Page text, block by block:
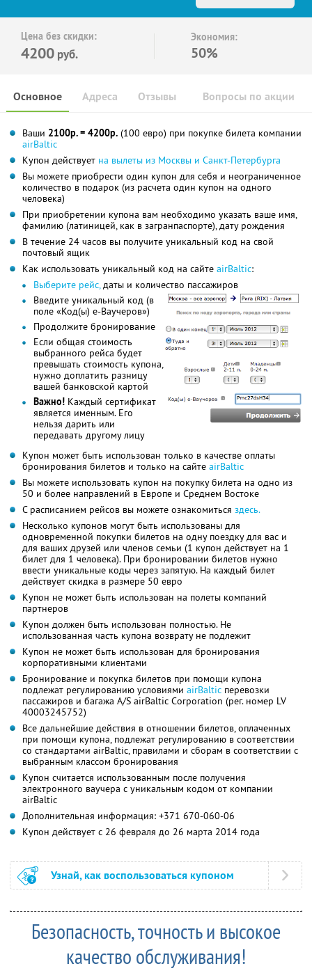
Цена без скидки:
4200 руб.
Экономия:
50%
Основное Отзывы Вопросы по акции
Адреса
Ваши 2100р. = 4200р. (100 евро) при покупке билета компании
airBaltic
Купон действует на вылеты из Москвы и Санкт-Петербурга
Вы можете приобрести один купон для себя и неограниченное
количество в подарок (из расчета один купон на одного
человека)
При приобретении купона вам необходимо указать ваше имя,
фамилию (латиницей, как в загранпаспорте), дату рождения
В течение 24 часов вы получите уникальный код на свой
почтовый ящик
Как использовать уникальный код на сайте airBaltic:
Выберите рейс,даты и количество пассажиров
Введите уникальный код (в
поле «Код(ы) е-Ваучеров»)
Продолжите бронирование
Если общая стоимость
выбранного рейса будет
превышать стоимость купона,
нужно доплатить разницу
вашей банковской картой
Важно! Каждый сертификат
является именным. Его
нельзя дарить или
передавать другому лицу
Купон может быть использован только в качестве оплаты
бронирования билетов и только на сайте airBaltic
Вы можете использовать купон на покупку билета на одно из
50 и более направлений в Европе и Среднем Востоке
С расписанием рейсов вы можете ознакомиться здесь.
Несколько купонов могут быть использованы для
одновременной покупки билетов на одну поездку для вас и
для ваших друзей или членов семьи (1 купон действует на 1
билет для 1 человека). При бронировании билетов нужно
ввести уникальные коды через запятую. На каждый билет
действует скидка в размере 50 евро
Купон не может быть использован на полеты компаний
партнеров
Купон должен быть использован полностью. Не
использованная часть купона возврату не подлежит
Купон не может быть использован для бронирования
корпоративными клиентами
Бронирование и покупка билетов при помощи купона
подлежат регулированию условиями airBaltic перевозки
пассажиров и багажа A/S airBaltic Corporation (рег. номер LV
40003245752)
Все дальнейшие действия в отношении билетов, оплаченных
при помощи купона, подлежат регулированию в соответствии
со стандартами airBaltic, правилами и сборам в соответствии с
выбранным классом бронирования
Купон считается использованным после получения
электронного ваучера с уникальным кодом от компании
airBaltic
Дополнительная информация: +371 670-060-06
Купон действует с 26 февраля до 26 марта 2014 года
Узнай, как воспользоваться купоном
Безопасность, точность и высокое
качество обслуживания!